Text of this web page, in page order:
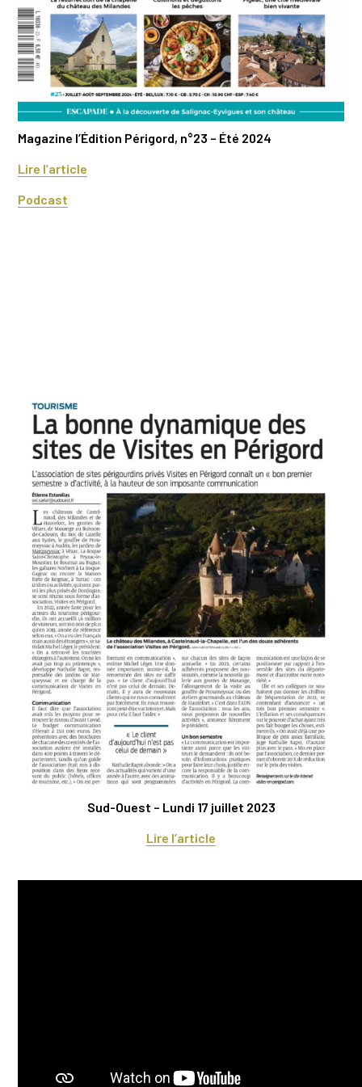
Magazine l’Édition Périgord, n°23 – Été 2024
Lire l’article
Podcast
Sud-Ouest – Lundi 17 juillet 2023
Lire l’article